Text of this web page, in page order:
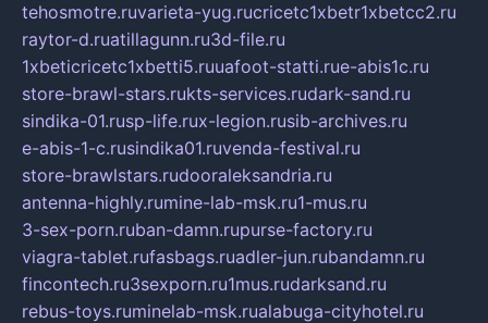
tehosmotre.ruvarieta-yug.rucricetc1xbetr1xbetcc2.ru
raytor-d.ruatillagunn.ru3d-file.ru
1xbeticricetc1xbetti5.ruuafoot-statti.rue-abis1c.ru
store-brawl-stars.rukts-services.rudark-sand.ru
sindika-01.rusp-life.rux-legion.rusib-archives.ru
e-abis-1-c.rusindika01.ruvenda-festival.ru
store-brawlstars.rudooraleksandria.ru
antenna-highly.rumine-lab-msk.ru1-mus.ru
3-sex-porn.ruban-damn.rupurse-factory.ru
viagra-tablet.rufasbags.ruadler-jun.rubandamn.ru
fincontech.ru3sexporn.ru1mus.rudarksand.ru
rebus-toys.ruminelab-msk.rualabuga-cityhotel.ru